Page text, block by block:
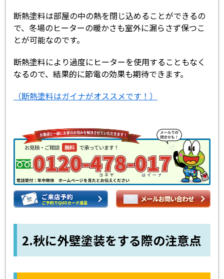
断熱塗料は部屋の中の熱を閉じ込めることができるの
で、冬場のヒーターの暖かさも室外に漏らさず保つこ
とが可能なのです。
断熱塗料により過度にヒーターを使用することもなく
なるので、結果的に節電の効果も期待できます。
（断熱塗料はガイナがオススメです！）
2.秋に外壁塗装をする際の注意点